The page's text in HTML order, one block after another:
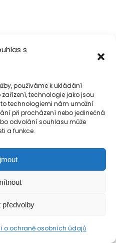
s
používáme k ukládání
technologie jako jsou
technologiemi nám umožní
při procházení nebo jedinečná
odvolání souhlasu může
a funkce.
předvolby
o ochraně osobních údajů
Alfa Human Service
motion s.r.o.